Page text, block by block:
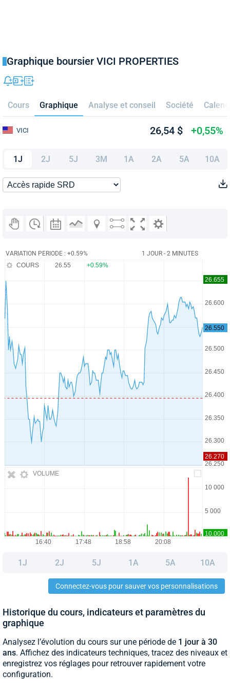
Graphique boursier VICI PROPERTIES
Cours Graphique Analyse et conseil Société
VICI 26,54 $ +0,55%
1J 2J 5J 3M 1A 2A 5A 10A
VARIATION PERIODE : +0.59% 1 JOUR - 2 MINUTES
VOLUME
COURS 26.55 +0.59%
1J 2J 5J 1A 5A 10A
Connectez-vous pour sauver vos personnalisations
Historique du cours, indicateurs et paramètres du
graphique
Analysez l’évolution du cours sur une période de 1 jour à 30
ans. Affichez des indicateurs techniques, tracez des niveaux et
enregistrez vos réglages pour retrouver rapidement votre
configuration.